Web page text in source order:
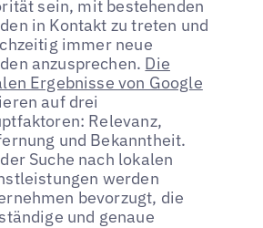
sein, mit bestehenden
in Kontakt zu treten und
immer neue
anzusprechen. Die
Ergebnisse von Google
auf drei
Relevanz,
und Bekanntheit.
Suche nach lokalen
werden
bevorzugt, die
und genaue